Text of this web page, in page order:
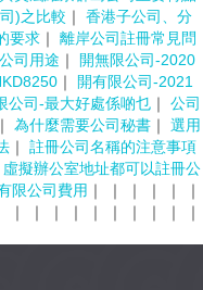
)之比較 ｜ 香港子公司、分
要求 ｜ 離岸公司註冊常見問
司用途 ｜ 開無限公司-2020
｜ 開有限公司-2021
公司-最大好處係啲乜 ｜ 公司
｜ 為什麼需要公司秘書 ｜ 選用
｜ 註冊公司名稱的注意事項
虛擬辦公室地址都可以註冊公
限公司費用 ｜ ｜ ｜ ｜ ｜
｜
｜ ｜ ｜ ｜ ｜ ｜ ｜ ｜ ｜
｜